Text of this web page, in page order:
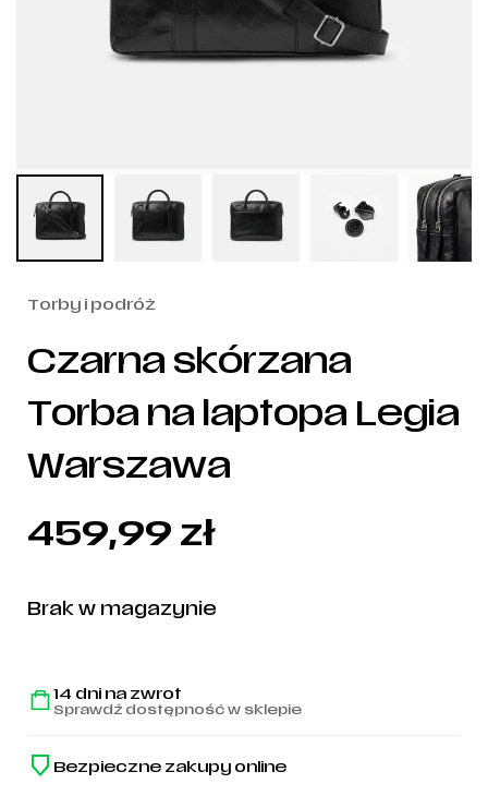
Torby i podróż
Czarna skórzana
Torba na laptopa Legia
Warszawa
459,99 zł
Brak w magazynie
14 dni na zwrot
Sprawdź dostępność w sklepie
Bezpieczne zakupy online